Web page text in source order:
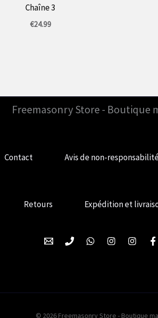
Chaîne 3
€24.99
Freemasonry Store - Boutique
Contact Avis de non-
Retours Expédition et
© 2026 Freemasonry Store - Boutique